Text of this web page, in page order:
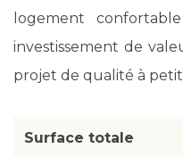
logement
investissement de
projet de qualité à
Surface totale